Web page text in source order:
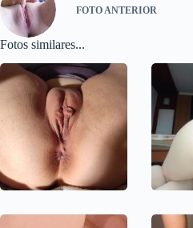
FOTO ANTERIOR
Fotos similares...